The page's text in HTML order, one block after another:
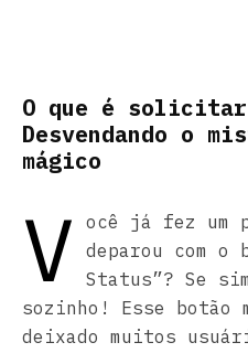
O que é
Desvendando o
mágico
V
ocê já fez um
deparou com
Status”? Se
sozinho! Esse botão
deixado muitos